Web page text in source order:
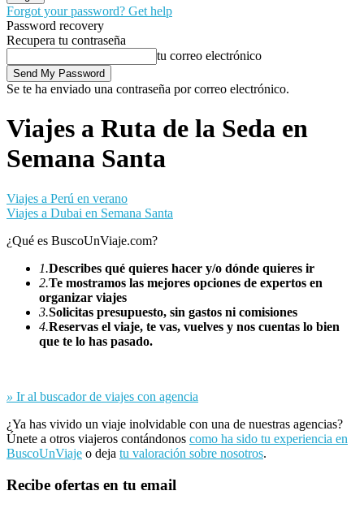
Forgot your password? Get help
Password recovery
Recupera tu contraseña
tu correo electrónico
Se te ha enviado una contraseña por correo electrónico.
Viajes a Ruta de la Seda en
Semana Santa
Viajes a Perú en verano
Viajes a Dubai en Semana Santa
¿Qué es BuscoUnViaje.com?
1.Describes qué quieres hacer y/o dónde quieres ir
2.Te mostramos las mejores opciones de expertos en
organizar viajes
3.Solicitas presupuesto, sin gastos ni comisiones
4.Reservas el viaje, te vas, vuelves y nos cuentas lo bien
que te lo has pasado.
» Ir al buscador de viajes con agencia
¿Ya has vivido un viaje inolvidable con una de nuestras agencias?
Únete a otros viajeros contándonos como ha sido tu experiencia en
BuscoUnViaje o deja tu valoración sobre nosotros.
Recibe ofertas en tu email